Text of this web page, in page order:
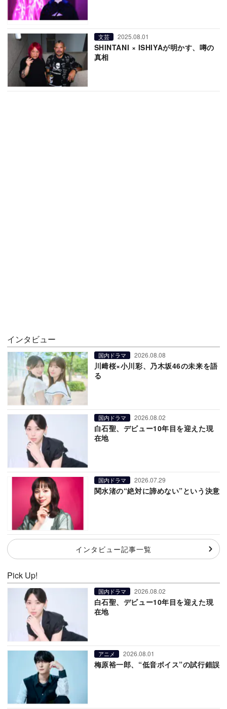
文芸 2025.08.01
SHINTANI × ISHIYAが明かす、噂の
真相
インタビュー
国内ドラマ 2026.08.08
川﨑桜×小川彩、乃木坂46の未来を語
る
国内ドラマ 2026.08.02
白石聖、デビュー10年目を迎えた現
在地
国内ドラマ 2026.07.29
関水渚の“絶対に諦めない”という決意
インタビュー記事一覧
Pick Up!
国内ドラマ 2026.08.02
白石聖、デビュー10年目を迎えた現
在地
アニメ 2026.08.01
梅原裕一郎、“低音ボイス”の試行錯誤